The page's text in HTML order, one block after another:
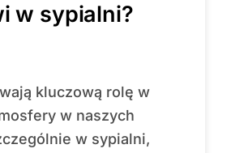
w sypialni?
w naszych
w sypialni,